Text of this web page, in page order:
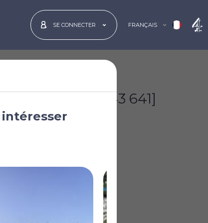
SE CONNECTER FRANÇAIS
[£143 641]